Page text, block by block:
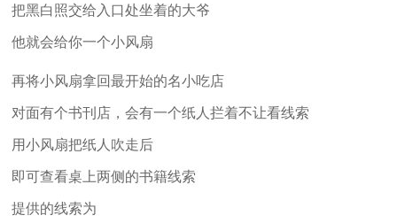
把黑白照交给入口处坐着的大爷
他就会给你一个小风扇
再将小风扇拿回最开始的名小吃店
对面有个书刊店，会有一个纸人拦着不让看线索
用小风扇把纸人吹走后
即可查看桌上两侧的书籍线索
提供的线索为